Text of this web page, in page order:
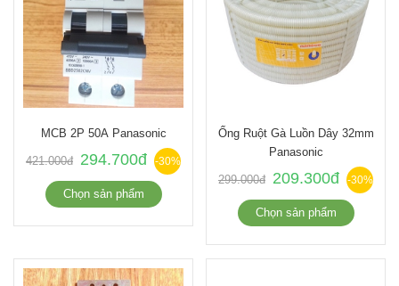
MCB 2P 50A Panasonic
421.000đ 294.700đ -30%
Chọn sản phẩm
Ống Ruột Gà Luồn Dây 32mm
Panasonic
299.000đ 209.300đ -30%
Chọn sản phẩm